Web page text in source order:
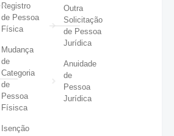
Registro
de Pessoa
Física
Mudança
de
Categoria
de
Pessoa
Físisca
Isenção
Outra
Solicitação
de Pessoa
Jurídica
Anuidade
de
Pessoa
Jurídica